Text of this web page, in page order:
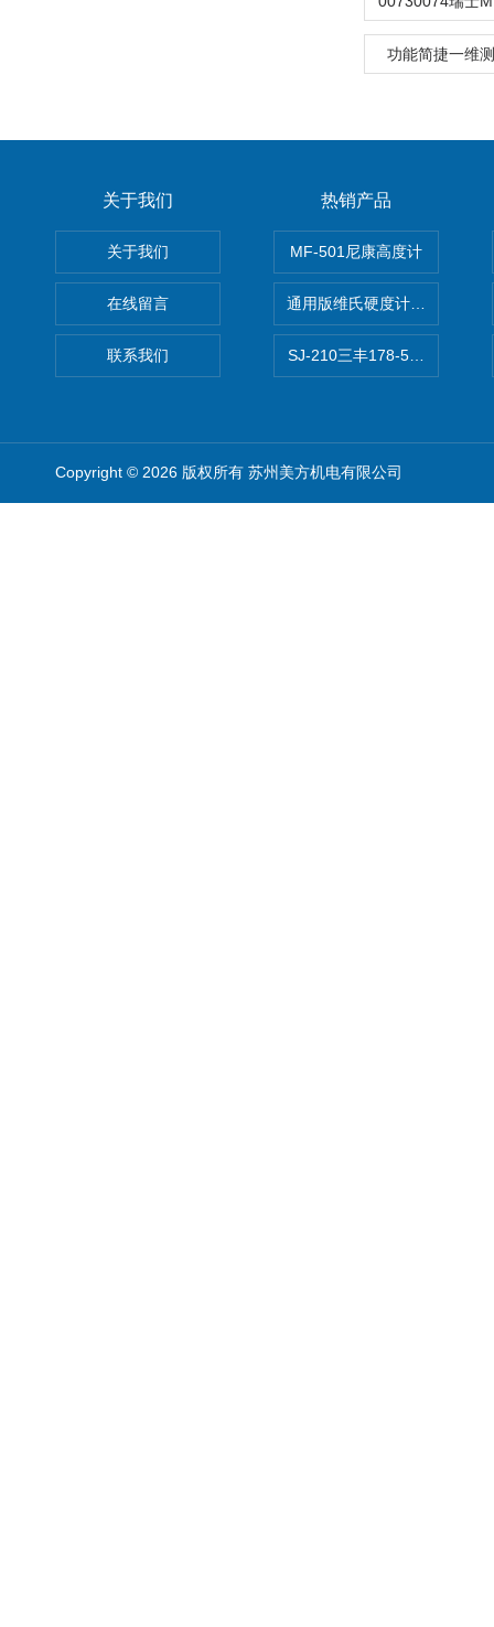
功能简捷一维
关于我们
关于我们
在线留言
联系我们
热销产品
MF-501尼康高度计
通用版维氏硬度计软件 自动
SJ-210三丰178-560-11DC粗
Copyright © 2026 版权所有 苏州美方机电有限公司